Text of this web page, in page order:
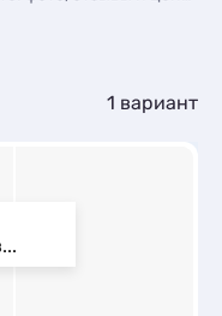
онлайн оплатой.
1 вариант